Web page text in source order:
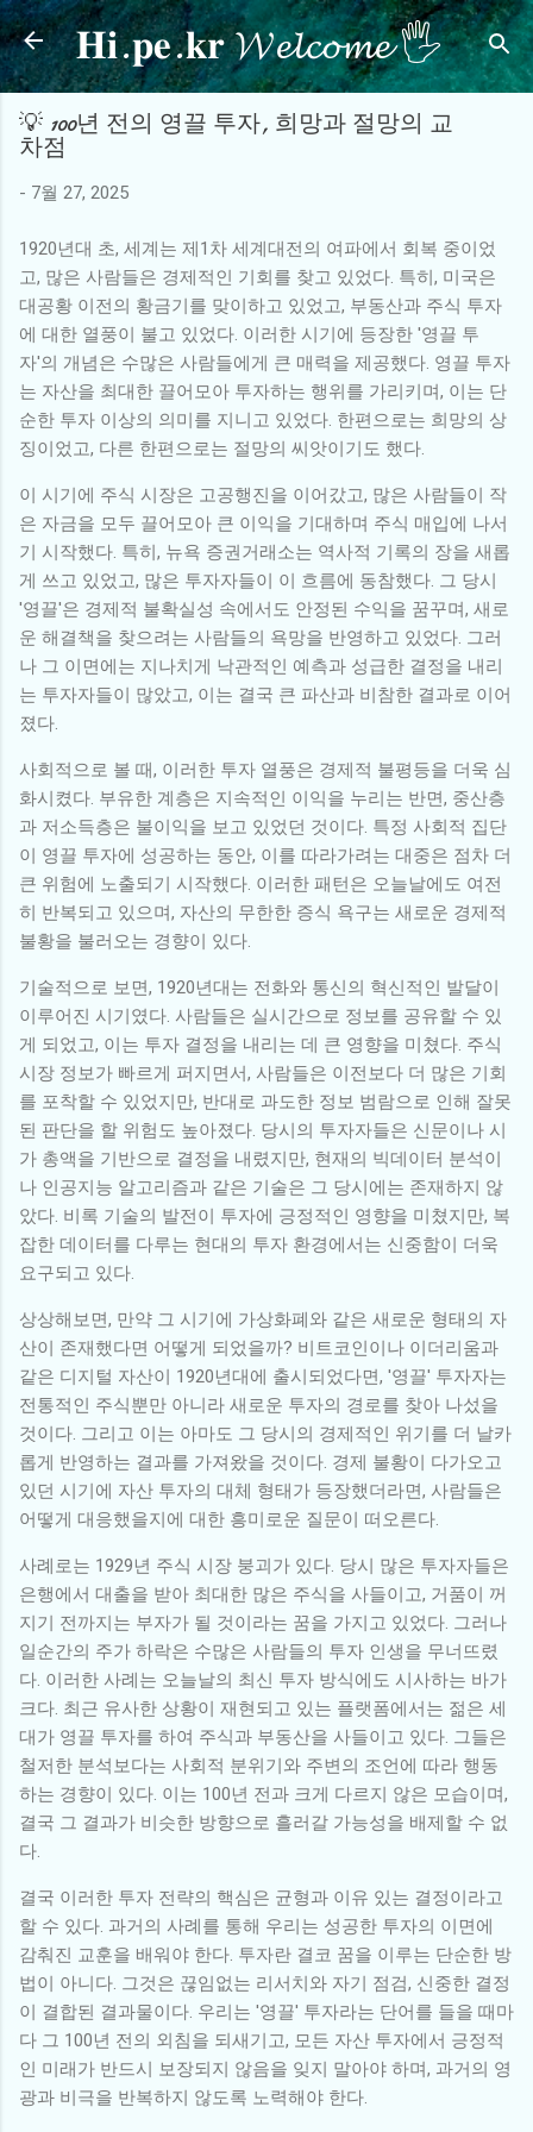
기본 콘텐츠로 건너뛰기
𝐇𝐢.𝐩𝐞.𝐤𝐫 𝓦𝓮𝓵𝓬𝓸𝓶𝓮 🖐
💡 100년 전의 영끌 투자, 희망과 절망의 교
차점
- 7월 27, 2025
1920년대 초, 세계는 제1차 세계대전의 여파에서 회복 중이었
고, 많은 사람들은 경제적인 기회를 찾고 있었다. 특히, 미국은
대공황 이전의 황금기를 맞이하고 있었고, 부동산과 주식 투자
에 대한 열풍이 불고 있었다. 이러한 시기에 등장한 '영끌 투
자'의 개념은 수많은 사람들에게 큰 매력을 제공했다. 영끌 투자
는 자산을 최대한 끌어모아 투자하는 행위를 가리키며, 이는 단
순한 투자 이상의 의미를 지니고 있었다. 한편으로는 희망의 상
징이었고, 다른 한편으로는 절망의 씨앗이기도 했다.
이 시기에 주식 시장은 고공행진을 이어갔고, 많은 사람들이 작
은 자금을 모두 끌어모아 큰 이익을 기대하며 주식 매입에 나서
기 시작했다. 특히, 뉴욕 증권거래소는 역사적 기록의 장을 새롭
게 쓰고 있었고, 많은 투자자들이 이 흐름에 동참했다. 그 당시
'영끌'은 경제적 불확실성 속에서도 안정된 수익을 꿈꾸며, 새로
운 해결책을 찾으려는 사람들의 욕망을 반영하고 있었다. 그러
나 그 이면에는 지나치게 낙관적인 예측과 성급한 결정을 내리
는 투자자들이 많았고, 이는 결국 큰 파산과 비참한 결과로 이어
졌다.
사회적으로 볼 때, 이러한 투자 열풍은 경제적 불평등을 더욱 심
화시켰다. 부유한 계층은 지속적인 이익을 누리는 반면, 중산층
과 저소득층은 불이익을 보고 있었던 것이다. 특정 사회적 집단
이 영끌 투자에 성공하는 동안, 이를 따라가려는 대중은 점차 더
큰 위험에 노출되기 시작했다. 이러한 패턴은 오늘날에도 여전
히 반복되고 있으며, 자산의 무한한 증식 욕구는 새로운 경제적
불황을 불러오는 경향이 있다.
기술적으로 보면, 1920년대는 전화와 통신의 혁신적인 발달이
이루어진 시기였다. 사람들은 실시간으로 정보를 공유할 수 있
게 되었고, 이는 투자 결정을 내리는 데 큰 영향을 미쳤다. 주식
시장 정보가 빠르게 퍼지면서, 사람들은 이전보다 더 많은 기회
를 포착할 수 있었지만, 반대로 과도한 정보 범람으로 인해 잘못
된 판단을 할 위험도 높아졌다. 당시의 투자자들은 신문이나 시
가 총액을 기반으로 결정을 내렸지만, 현재의 빅데이터 분석이
나 인공지능 알고리즘과 같은 기술은 그 당시에는 존재하지 않
았다. 비록 기술의 발전이 투자에 긍정적인 영향을 미쳤지만, 복
잡한 데이터를 다루는 현대의 투자 환경에서는 신중함이 더욱
요구되고 있다.
상상해보면, 만약 그 시기에 가상화폐와 같은 새로운 형태의 자
산이 존재했다면 어떻게 되었을까? 비트코인이나 이더리움과
같은 디지털 자산이 1920년대에 출시되었다면, '영끌' 투자자는
전통적인 주식뿐만 아니라 새로운 투자의 경로를 찾아 나섰을
것이다. 그리고 이는 아마도 그 당시의 경제적인 위기를 더 날카
롭게 반영하는 결과를 가져왔을 것이다. 경제 불황이 다가오고
있던 시기에 자산 투자의 대체 형태가 등장했더라면, 사람들은
어떻게 대응했을지에 대한 흥미로운 질문이 떠오른다.
사례로는 1929년 주식 시장 붕괴가 있다. 당시 많은 투자자들은
은행에서 대출을 받아 최대한 많은 주식을 사들이고, 거품이 꺼
지기 전까지는 부자가 될 것이라는 꿈을 가지고 있었다. 그러나
일순간의 주가 하락은 수많은 사람들의 투자 인생을 무너뜨렸
다. 이러한 사례는 오늘날의 최신 투자 방식에도 시사하는 바가
크다. 최근 유사한 상황이 재현되고 있는 플랫폼에서는 젊은 세
대가 영끌 투자를 하여 주식과 부동산을 사들이고 있다. 그들은
철저한 분석보다는 사회적 분위기와 주변의 조언에 따라 행동
하는 경향이 있다. 이는 100년 전과 크게 다르지 않은 모습이며,
결국 그 결과가 비슷한 방향으로 흘러갈 가능성을 배제할 수 없
다.
결국 이러한 투자 전략의 핵심은 균형과 이유 있는 결정이라고
할 수 있다. 과거의 사례를 통해 우리는 성공한 투자의 이면에
감춰진 교훈을 배워야 한다. 투자란 결코 꿈을 이루는 단순한 방
법이 아니다. 그것은 끊임없는 리서치와 자기 점검, 신중한 결정
이 결합된 결과물이다. 우리는 '영끌' 투자라는 단어를 들을 때마
다 그 100년 전의 외침을 되새기고, 모든 자산 투자에서 긍정적
인 미래가 반드시 보장되지 않음을 잊지 말아야 하며, 과거의 영
광과 비극을 반복하지 않도록 노력해야 한다.